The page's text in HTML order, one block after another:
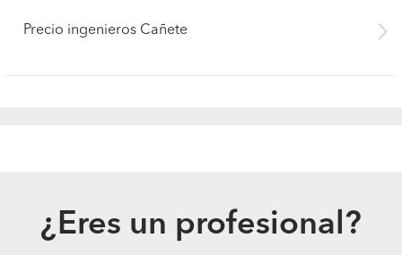
Precio ingenieros Cañete
¿Eres un profesional?